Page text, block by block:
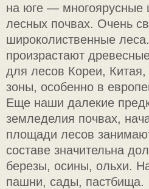
на юге — многоярусные
лесных почвах. Очень
широколиственные
произрастают
для лесов Кореи,
зоны, особенно в
Еще наши далекие
земледелия почвах,
площади лесов
составе значительна
березы, осины, ольхи.
пашни, сады, пастбища.